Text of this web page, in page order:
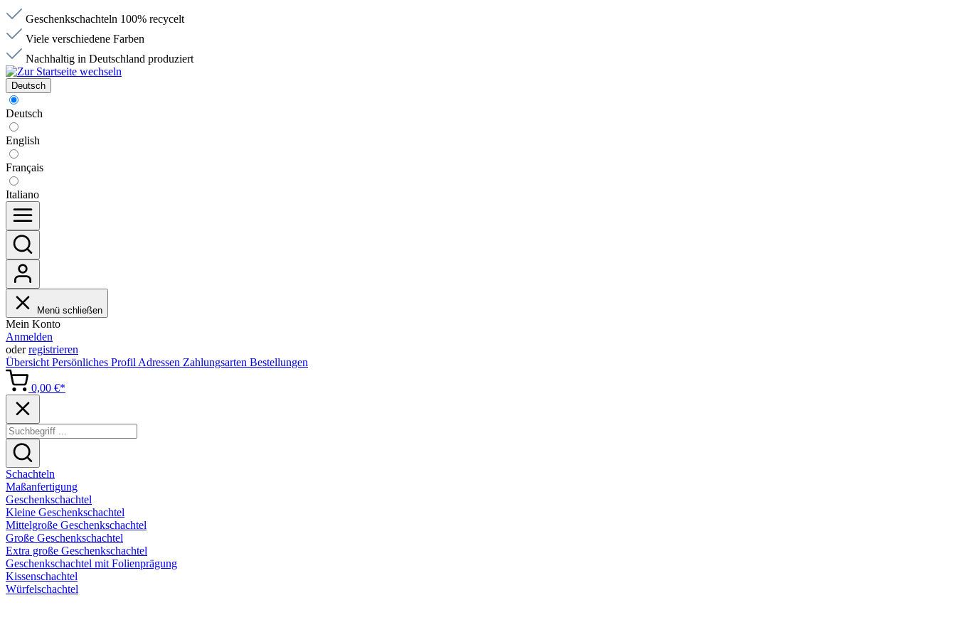
Geschenkschachteln 100% recycelt
Viele verschiedene Farben
Nachhaltig in Deutschland produziert
Deutsch
Deutsch
English
Français
Italiano
Menü schließen
Mein Konto
Anmelden
oderregistrieren
Übersicht Persönliches Profil Adressen Zahlungsarten Bestellungen
0,00 €*
Schachteln
Maßanfertigung
Geschenkschachtel
Kleine Geschenkschachtel
Mittelgroße Geschenkschachtel
Große Geschenkschachtel
Extra große Geschenkschachtel
Geschenkschachtel mit Folienprägung
Kissenschachtel
Würfelschachtel